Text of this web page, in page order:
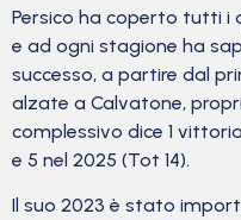
Persico ha coperto tutti i
e ad ogni stagione ha
successo, a partire dal
alzate a Calvatone,
complessivo dice 1
e 5 nel 2025 (Tot 14).
Il suo 2023 è stato